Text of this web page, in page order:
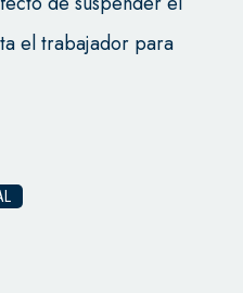
el trabajador para